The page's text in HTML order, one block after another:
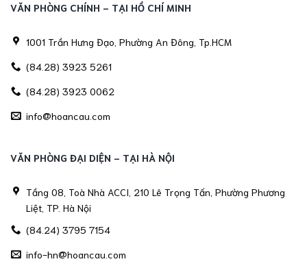
VĂN PHÒNG CHÍNH - TẠI HỒ CHÍ MINH
1001 Trần Hưng Đạo, Phường An Đông, Tp.HCM
(84.28) 3923 5261
(84.28) 3923 0062
info@hoancau.com
VĂN PHÒNG ĐẠI DIỆN - TẠI HÀ NỘI
Tầng 08, Toà Nhà ACCI, 210 Lê Trọng Tấn, Phường Phương
Liệt, TP. Hà Nội
(84.24) 3795 7154
info-hn@hoancau.com